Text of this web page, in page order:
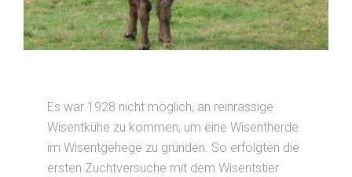
Es war 1928 nicht möglich, an reinrassige
Wisentkühe zu kommen, um eine Wisentherde
im Wisentgehege zu gründen. So erfolgten die
ersten Zuchtversuche mit dem Wisentstier